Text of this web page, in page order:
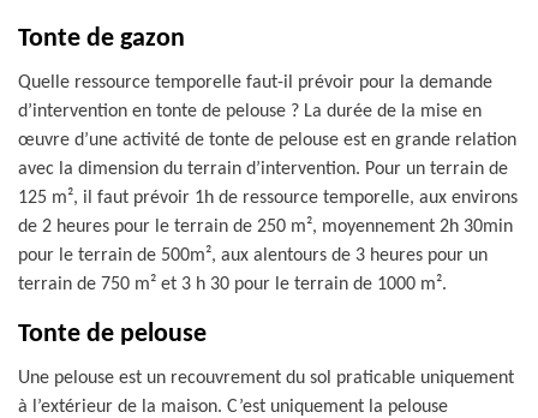
Tonte de gazon
Quelle ressource temporelle faut-il prévoir pour la demande
d’intervention en tonte de pelouse ? La durée de la mise en
œuvre d’une activité de tonte de pelouse est en grande relation
avec la dimension du terrain d’intervention. Pour un terrain de
125 m², il faut prévoir 1h de ressource temporelle, aux environs
de 2 heures pour le terrain de 250 m², moyennement 2h 30min
pour le terrain de 500m², aux alentours de 3 heures pour un
terrain de 750 m² et 3 h 30 pour le terrain de 1000 m².
Tonte de pelouse
Une pelouse est un recouvrement du sol praticable uniquement
à l’extérieur de la maison. C’est uniquement la pelouse